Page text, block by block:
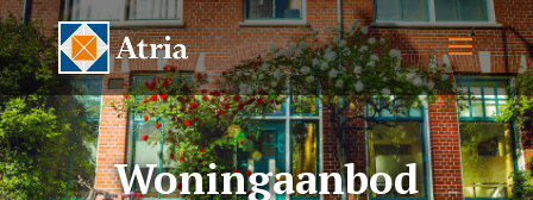
Woningaanbod